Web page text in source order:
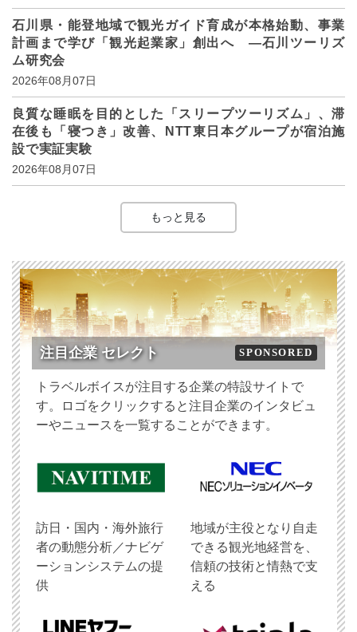
石川県・能登地域で観光ガイド育成が本格始動、事業
計画まで学び「観光起業家」創出へ ―石川ツーリズ
ム研究会
2026年08月07日
良質な睡眠を目的とした「スリープツーリズム」、滞
在後も「寝つき」改善、NTT東日本グループが宿泊施
設で実証実験
2026年08月07日
もっと見る
注目企業 セレクト SPONSORED
トラベルボイスが注目する企業の特設サイトで
す。ロゴをクリックすると注目企業のインタビュ
ーやニュースを一覧することができます。
訪日・国内・海外旅行
者の動態分析／ナビゲ
ーションシステムの提
供
地域が主役となり自走
できる観光地経営を、
信頼の技術と情熱で支
える